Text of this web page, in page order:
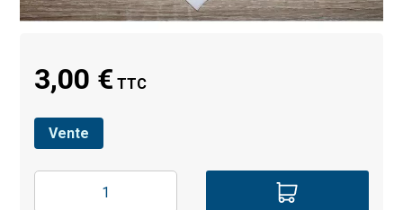
3,00 € TTC
Vente